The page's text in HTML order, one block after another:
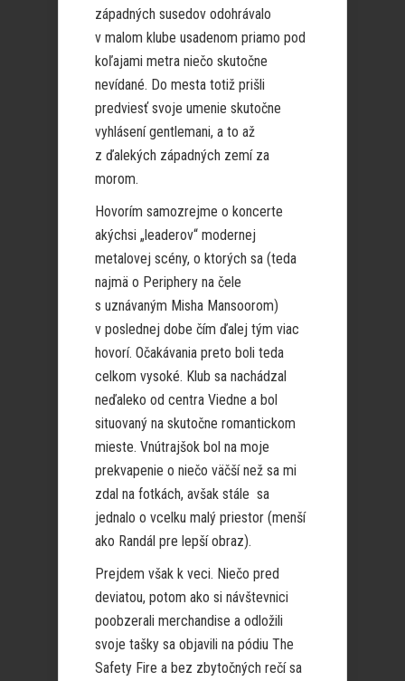
západných susedov odohrávalo
v malom klube usadenom priamo pod
koľajami metra niečo skutočne
nevídané. Do mesta totiž prišli
predviesť svoje umenie skutočne
vyhlásení gentlemani, a to až
z ďalekých západných zemí za
morom.
Hovorím samozrejme o koncerte
akýchsi „leaderov“ modernej
metalovej scény, o ktorých sa (teda
najmä o Periphery na čele
s uznávaným Misha Mansoorom)
v poslednej dobe čím ďalej tým viac
hovorí. Očakávania preto boli teda
celkom vysoké. Klub sa nachádzal
neďaleko od centra Viedne a bol
situovaný na skutočne romantickom
mieste. Vnútrajšok bol na moje
prekvapenie o niečo väčší než sa mi
zdal na fotkách, avšak stále sa
jednalo o vcelku malý priestor (menší
ako Randál pre lepší obraz).
Prejdem však k veci. Niečo pred
deviatou, potom ako si návštevnici
poobzerali merchandise a odložili
svoje tašky sa objavili na pódiu The
Safety Fire a bez zbytočných rečí sa